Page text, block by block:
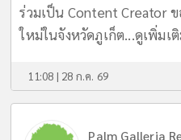
ร่วมเป็น Content Creator
ใหม่ในจังหวัดภูเก็ต...ดูเพิ่มเ
11:08 | 28 ก.ค. 69
Palm Galleria